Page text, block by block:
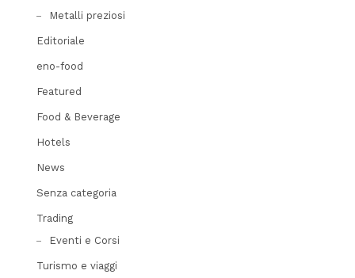
Metalli preziosi
Editoriale
eno-food
Featured
Food & Beverage
Hotels
News
Senza categoria
Trading
Eventi e Corsi
Turismo e viaggi